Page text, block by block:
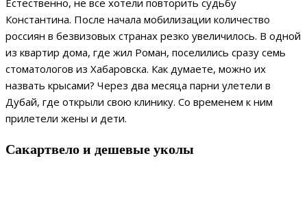
Естественно, не все хотели повторить судьбу
Константина. После начала мобилизации количество
россиян в безвизовых странах резко увеличилось. В одной
из квартир дома, где жил Роман, поселились сразу семь
стоматологов из Хабаровска. Как думаете, можно их
назвать крысами? Через два месяца парни улетели в
Дубай, где открыли свою клинику. Со временем к ним
прилетели жены и дети.
Сакартвело и дешевые уколы